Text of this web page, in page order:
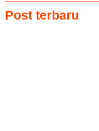
Post terbaru